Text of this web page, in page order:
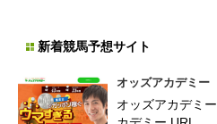
新着競馬予想サイト
オッズアカデミー
オッズアカデミ